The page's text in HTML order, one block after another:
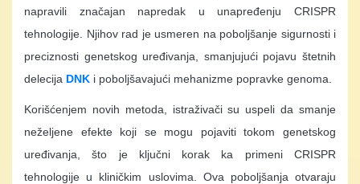
napravili značajan napredak u unapređenju CRISPR
tehnologije. Njihov rad je usmeren na poboljšanje sigurnosti i
preciznosti genetskog uređivanja, smanjujući pojavu štetnih
delecija DNK i poboljšavajući mehanizme popravke genoma.
Korišćenjem novih metoda, istraživači su uspeli da smanje
neželjene efekte koji se mogu pojaviti tokom genetskog
uređivanja, što je ključni korak ka primeni CRISPR
tehnologije u kliničkim uslovima. Ova poboljšanja otvaraju